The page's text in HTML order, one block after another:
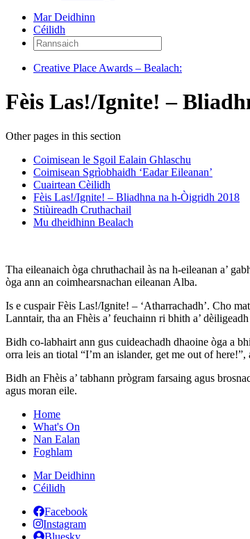
Mar Deidhinn
Céilidh
Rannsaich:
Creative Place Awards – Bealach:
Fèis Las!/Ignite! –
Other pages in this section
Coimisean le Sgoil Ealain Ghlaschu
Coimisean Sgrìobhaidh ‘Eadar Eileanan’
Cuairtean Cèilidh
Fèis Las!/Ignite! – Bliadhna na h-Òigridh 2018
Stiùireadh Cruthachail
Mu dheidhinn Bealach
Tha eileanaich òga chruthachail às na h-eileanan a’
òga ann an coimhearsnachan eileanan Alba.
Is e cuspair Fèis Las!/Ignite! – ‘Atharrachadh’. Cho
Lanntair, tha an Fhèis a’ feuchainn ri bhith a’
Bidh co-labhairt ann gus cuideachadh dhaoine òga a
orra leis an tiotal “I’m an islander, get me out of
Bidh an Fhèis a’ tabhann prògram farsaing agus
agus moran eile.
Home
What's On
Nan Ealan
Foghlam
Mar Deidhinn
Céilidh
Facebook
Instagram
Bluesky